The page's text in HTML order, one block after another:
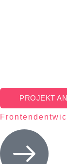
PROJEKT